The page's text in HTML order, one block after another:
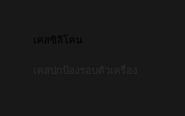
เคสซิลิโคน